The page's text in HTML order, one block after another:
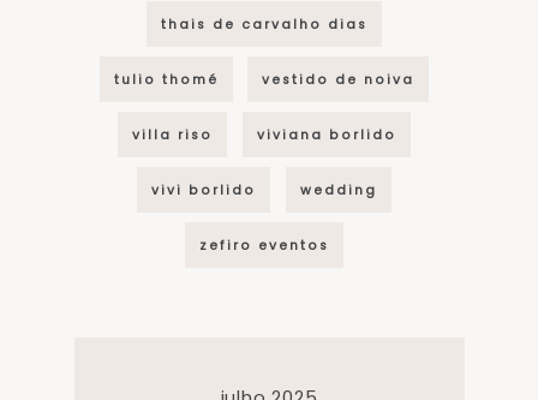
thais de carvalho dias
tulio thomé vestido de noiva
villa riso viviana borlido
vivi borlido wedding
zefiro eventos